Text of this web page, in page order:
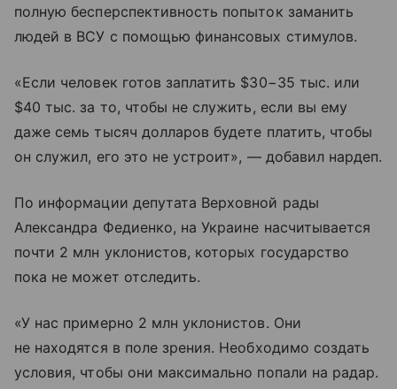
полную бесперспективность попыток заманить
людей в ВСУ с помощью финансовых стимулов.
«Если человек готов заплатить $30−35 тыс. или
$40 тыс. за то, чтобы не служить, если вы ему
даже семь тысяч долларов будете платить, чтобы
он служил, его это не устроит», — добавил нардеп.
По информации депутата Верховной рады
Александра Федиенко, на Украине насчитывается
почти 2 млн уклонистов, которых государство
пока не может отследить.
«У нас примерно 2 млн уклонистов. Они
не находятся в поле зрения. Необходимо создать
условия, чтобы они максимально попали на радар.